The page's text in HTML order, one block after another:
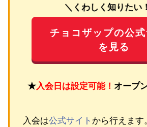
＼くわしく知りたい
チョコザップの公
を見る
★入会日は設定可能！ オープ
入会は公式サイト から行えます。